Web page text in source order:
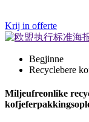
Krij in offerte
Begjinne
Recyclebere
Miljeufreonlike